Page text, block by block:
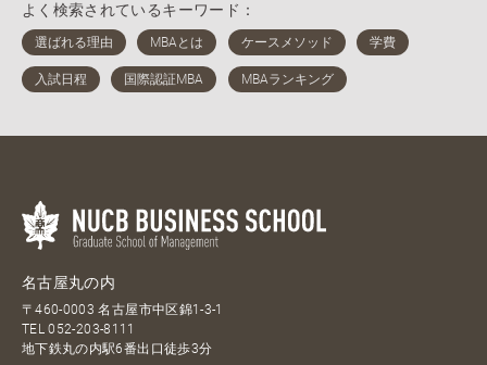
よく検索されているキーワード：
名古屋丸の内
〒460-0003 名古屋市中区錦1-3-1
TEL052-203-8111
地下鉄丸の内駅6番出口徒歩3分